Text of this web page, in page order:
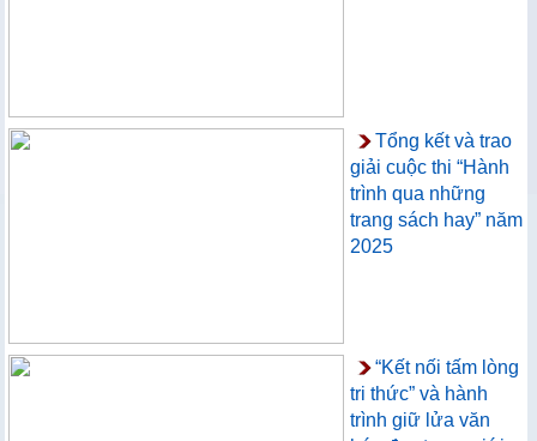
Tổng kết và trao
giải cuộc thi “Hành
trình qua những
trang sách hay” năm
2025
“Kết nối tấm lòng
tri thức” và hành
trình giữ lửa văn